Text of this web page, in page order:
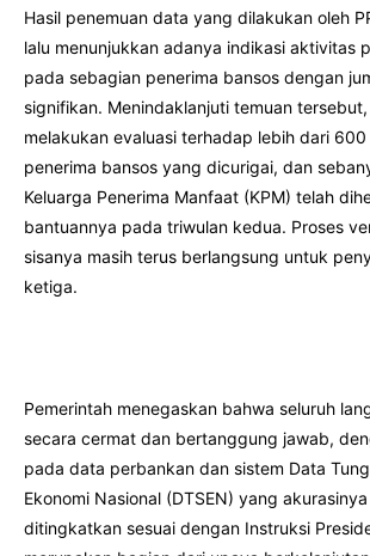
Hasil penemuan data yang dilakukan oleh
lalu menunjukkan adanya indikasi aktivitas
pada sebagian penerima bansos dengan
signifikan. Menindaklanjuti temuan
melakukan evaluasi terhadap lebih dari
penerima bansos yang dicurigai, dan
Keluarga Penerima Manfaat (KPM) telah
bantuannya pada triwulan kedua. Proses
sisanya masih terus berlangsung untuk
ketiga.
Pemerintah menegaskan bahwa seluruh
secara cermat dan bertanggung jawab,
pada data perbankan dan sistem Data
Ekonomi Nasional (DTSEN) yang
ditingkatkan sesuai dengan Instruksi